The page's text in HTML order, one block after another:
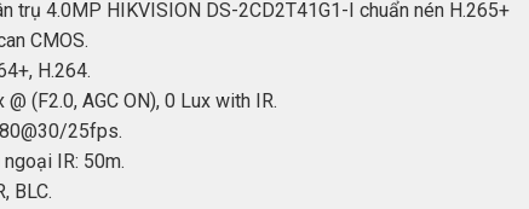
trụ 4.0MP HIKVISION DS-2CD2T41G1-I chuẩn nén H.265+
CMOS.
H.264.
(F2.0, AGC ON), 0 Lux with IR.
25fps.
IR: 50m.
BLC.